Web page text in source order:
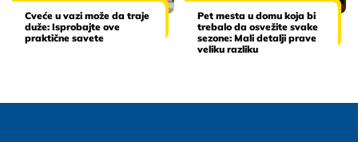
Cveće u vazi može da traje
duže: Isprobajte ove
praktične savete
Pet mesta u domu koja bi
trebalo da osvežite svake
sezone: Mali detalji prave
veliku razliku